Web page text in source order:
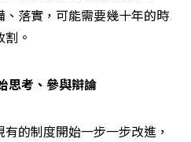
落實，可能需要幾十年的時
。
思考、參與辯論
的制度開始一步一步改進，